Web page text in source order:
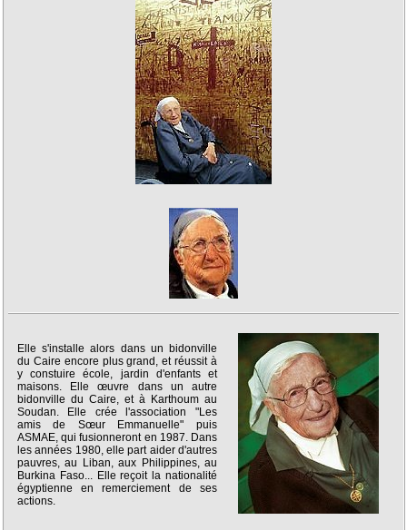
Elle s'installe alors dans un bidonville
du Caire encore plus grand, et réussit à
y constuire école, jardin d'enfants et
maisons. Elle œuvre dans un autre
bidonville du Caire, et à Karthoum au
Soudan. Elle crée l'association "Les
amis de Sœur Emmanuelle" puis
ASMAE, qui fusionneront en 1987. Dans
les années 1980, elle part aider d'autres
pauvres, au Liban, aux Philippines, au
Burkina Faso... Elle reçoit la nationalité
égyptienne en remerciement de ses
actions.